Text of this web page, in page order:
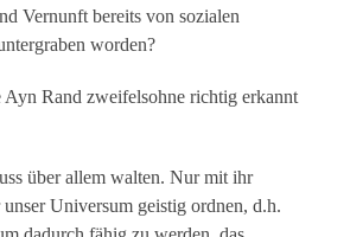
Vernunft bereits von sozialen
worden?
Rand zweifelsohne richtig erkannt
über allem walten. Nur mit ihr
Universum geistig ordnen, d.h.